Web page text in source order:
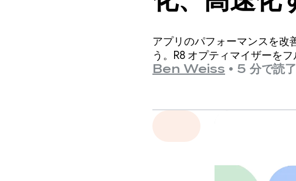
アプリのパフォーマンスを改
う。R8 オプティマイザーを
Ben Weiss • 5 分で読了